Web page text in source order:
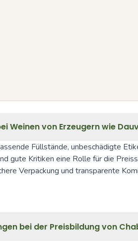
Weinen von Erzeugern wie
Füllstände, unbeschädigte
gute Kritiken eine Rolle für die
Verpackung und transparente
bei der Preisbildung von